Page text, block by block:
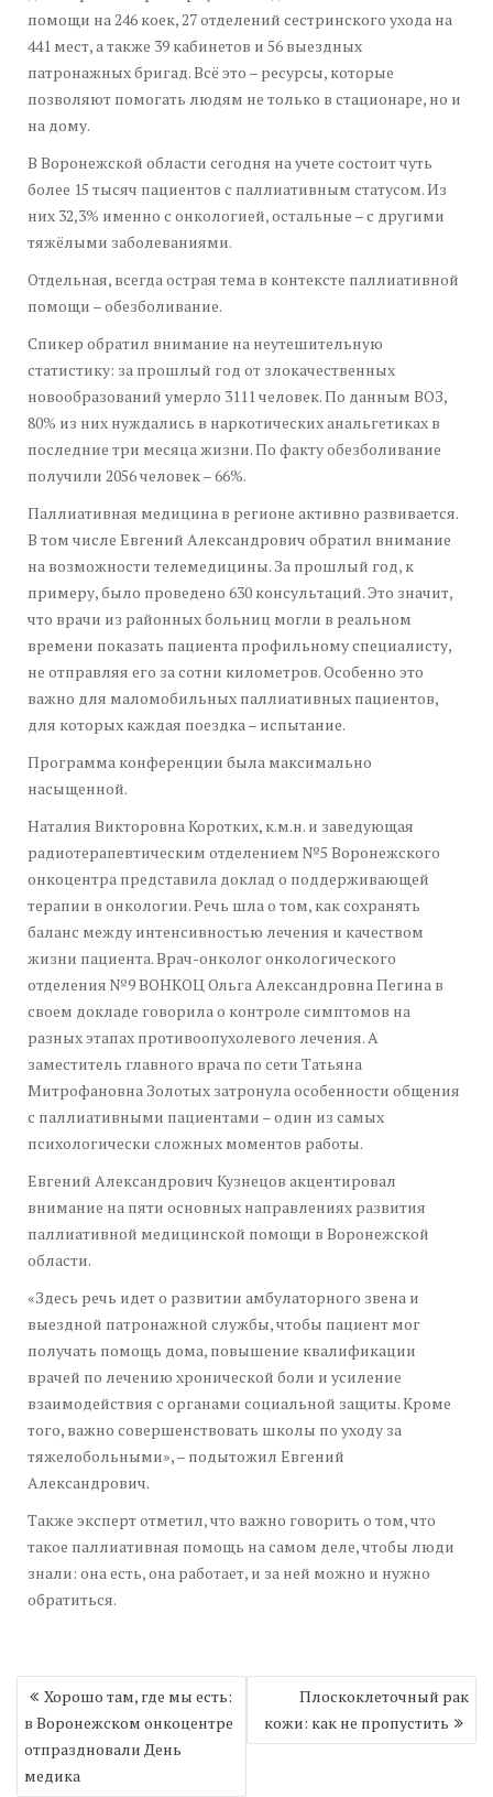
помощи на 246 коек, 27 отделений сестринского ухода на
441 мест, а также 39 кабинетов и 56 выездных
патронажных бригад. Всё это – ресурсы, которые
позволяют помогать людям не только в стационаре, но и
на дому.
В Воронежской области сегодня на учете состоит чуть
более 15 тысяч пациентов с паллиативным статусом. Из
них 32,3% именно с онкологией, остальные – с другими
тяжёлыми заболеваниями.
Отдельная, всегда острая тема в контексте паллиативной
помощи – обезболивание.
Спикер обратил внимание на неутешительную
статистику: за прошлый год от злокачественных
новообразований умерло 3111 человек. По данным ВОЗ,
80% из них нуждались в наркотических анальгетиках в
последние три месяца жизни. По факту обезболивание
получили 2056 человек – 66%.
Паллиативная медицина в регионе активно развивается.
В том числе Евгений Александрович обратил внимание
на возможности телемедицины. За прошлый год, к
примеру, было проведено 630 консультаций. Это значит,
что врачи из районных больниц могли в реальном
времени показать пациента профильному специалисту,
не отправляя его за сотни километров. Особенно это
важно для маломобильных паллиативных пациентов,
для которых каждая поездка – испытание.
Программа конференции была максимально
насыщенной.
Наталия Викторовна Коротких, к.м.н. и заведующая
радиотерапевтическим отделением №5 Воронежского
онкоцентра представила доклад о поддерживающей
терапии в онкологии. Речь шла о том, как сохранять
баланс между интенсивностью лечения и качеством
жизни пациента. Врач-онколог онкологического
отделения №9 ВОНКОЦ Ольга Александровна Пегина в
своем докладе говорила о контроле симптомов на
разных этапах противоопухолевого лечения. А
заместитель главного врача по сети Татьяна
Митрофановна Золотых затронула особенности общения
с паллиативными пациентами – один из самых
психологически сложных моментов работы.
Евгений Александрович Кузнецов акцентировал
внимание на пяти основных направлениях развития
паллиативной медицинской помощи в Воронежской
области.
«Здесь речь идет о развитии амбулаторного звена и
выездной патронажной службы, чтобы пациент мог
получать помощь дома, повышение квалификации
врачей по лечению хронической боли и усиление
взаимодействия с органами социальной защиты. Кроме
того, важно совершенствовать школы по уходу за
тяжелобольными», – подытожил Евгений
Александрович.
Также эксперт отметил, что важно говорить о том, что
такое паллиативная помощь на самом деле, чтобы люди
знали: она есть, она работает, и за ней можно и нужно
обратиться.
Навигация
по
записям
Хорошо там, где мы есть:
в Воронежском онкоцентре
отпраздновали День
медика
Плоскоклеточный рак
кожи: как не пропустить